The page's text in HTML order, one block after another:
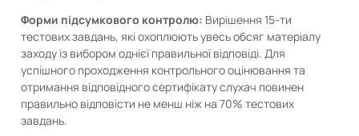
Форми підсумкового контролю: Вирішення 15-ти
тестових завдань, які охоплюють увесь обсяг матеріалу
заходу із вибором однієї правильної відповіді. Для
успішного проходження контрольного оцінювання та
отримання відповідного сертифікату слухач повинен
правильно відповісти не менш ніж на 70% тестових
завдань.